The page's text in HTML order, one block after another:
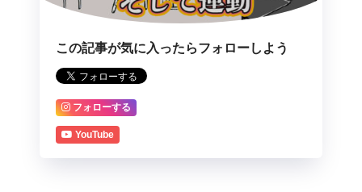
この記事が気に入ったらフォローしよう
フォローする
YouTube